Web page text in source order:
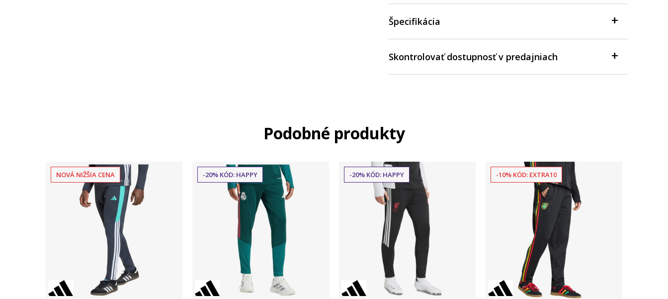
Špecifikácia
Skontrolovať dostupnosť v predajniach
Podobné produkty
NOVÁ NIŽŠIA CENA -20% KÓD: HAPPY -20% KÓD: HAPPY -10% KÓD: EXTRA10